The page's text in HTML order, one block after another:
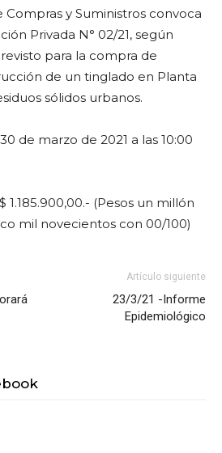
y Suministros convoca
Privada N° 02/21, según
para la compra de
de un tinglado en Planta
sólidos urbanos.
de marzo de 2021 a las 10:00
1.185.900,00.- (Pesos un millón
mil novecientos con 00/100)
Artículo siguiente
23/3/21 -Informe
Epidemiológico